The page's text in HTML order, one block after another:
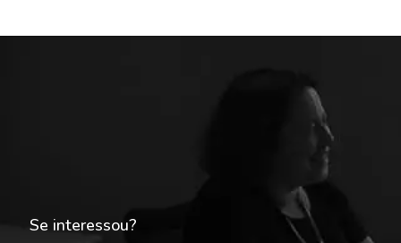
Se interessou?